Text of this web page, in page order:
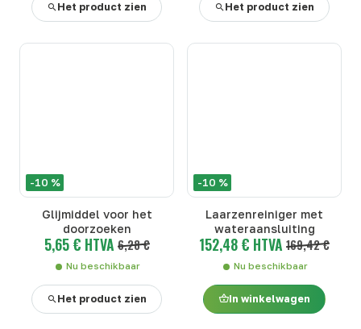
Het product zien Het product zien
-10 %
Glijmiddel voor het
doorzoeken
5,65 € HTVA 6,28 €
Nu beschikbaar
Het product zien
-10 %
Laarzenreiniger met
wateraansluiting
152,48 € HTVA 169,42 €
Nu beschikbaar
In winkelwagen